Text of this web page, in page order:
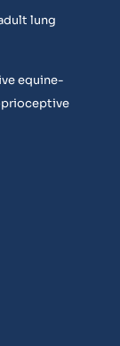
lung
equine-